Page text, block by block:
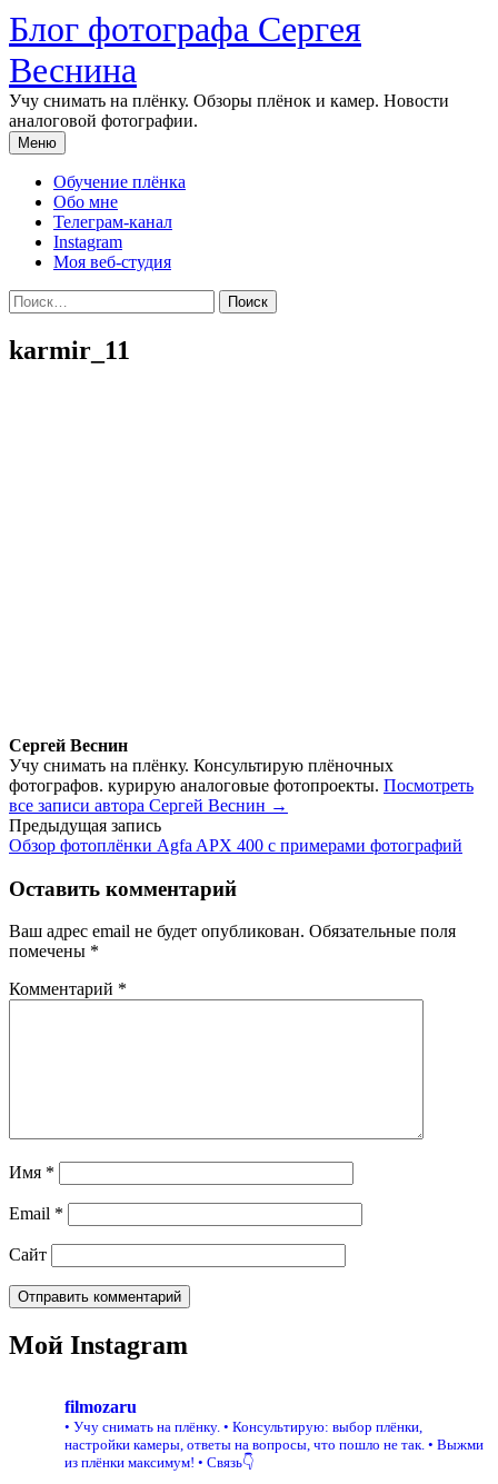
Перейти
к
содержимому
Блог фотографа Сергея
Веснина
Учу снимать на плёнку. Обзоры плёнок и камер. Новости
аналоговой фотографии.
Меню
Обучение плёнка
Обо мне
Телеграм-канал
Instagram
Моя веб-студия
Найти:
karmir_11
Сергей Веснин
Учу снимать на плёнку. Консультирую плёночных
фотографов. курирую аналоговые фотопроекты. Посмотреть
все записи автора Сергей Веснин →
Навигация
по
записям
Предыдущая запись
Обзор фотоплёнки Agfa APX 400 с примерами фотографий
Оставить комментарий
Ваш адрес email не будет опубликован. Обязательные поля
помечены *
Комментарий *
Имя *
Email *
Сайт
Мой Instagram
filmozaru
• Учу снимать на плёнку. • Консультирую: выбор плёнки,
настройки камеры, ответы на вопросы, что пошло не так. • Выжми
из плёнки максимум! • Связь👇